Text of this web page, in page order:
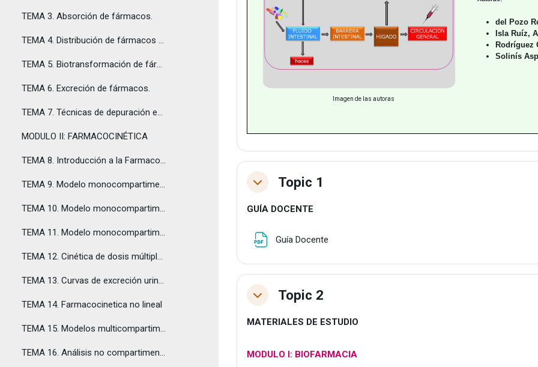
TEMA 3. Absorción de fármacos.
TEMA 4. Distribución de fármacos en el organismo.
TEMA 5. Biotransformación de fármacos.
TEMA 6. Excreción de fármacos.
TEMA 7. Técnicas de depuración extracorpórea.
MODULO II: FARMACOCINÉTICA
TEMA 8. Introducción a la Farmacocinética
TEMA 9. Modelo monocompartimental. Administración endovenosa tipo bolus.
TEMA 10. Modelo monocompartimental. Perfusión endovenosa
TEMA 11. Modelo monocompartimental. Administración oral.
TEMA 12. Cinética de dosis múltiples
TEMA 13. Curvas de excreción urinaria.
TEMA 14. Farmacocinetica no lineal
TEMA 15. Modelos multicompartimentales
TEMA 16. Análisis no compartimental
Imagen de las autoras
del Pozo
Isla Ruíz,
Rodríguez
Solinís
TolestuTopic 1
GUÍA DOCENTE
Guía Docente
TolestuTopic 2
MATERIALES DE ESTUDIO
MODULO I: BIOFARMACIA